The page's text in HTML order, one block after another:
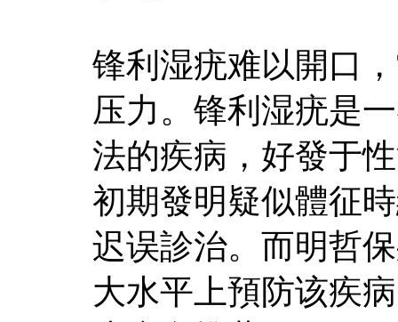
锋利湿疣难以開口
压力。锋利湿疣是
法的疾病，好發于
初期發明疑似體征
迟误診治。而明哲
大水平上預防该疾